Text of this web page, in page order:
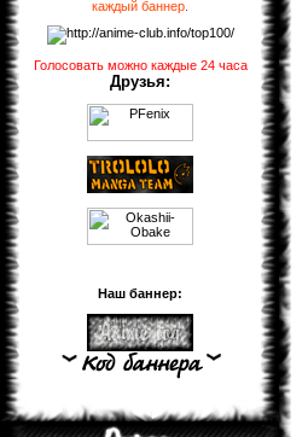
каждый баннер
Голосовать можно каждые 24 часа
Друзья:
Наш баннер: